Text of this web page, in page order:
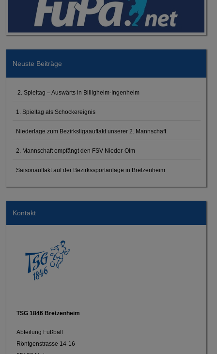
Neuste Beiträge
2. Spieltag – Auswärts in Billigheim-Ingenheim
1. Spieltag als Schockereignis
Niederlage zum Bezirksligaauftakt unserer 2. Mannschaft
2. Mannschaft empfängt den FSV Nieder-Olm
Saisonauftakt auf der Bezirkssportanlage in Bretzenheim
Kontakt
TSG 1846 Bretzenheim
Abteilung Fußball
Röntgenstrasse 14-16